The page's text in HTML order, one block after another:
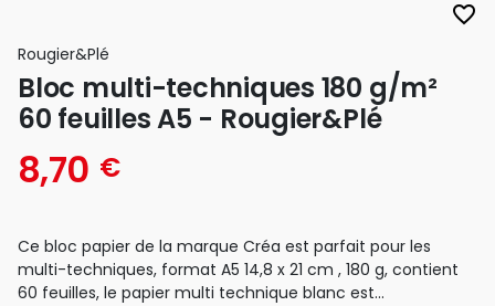
favorite_border
Rougier&plé
Bloc multi-techniques 180 g/m²
60 feuilles A5 - Rougier&Plé
8,70 €
Ce bloc papier de la marque Créa est parfait pour les
multi-techniques, format A5 14,8 x 21 cm , 180 g, contient
60 feuilles, le papier multi technique blanc est...